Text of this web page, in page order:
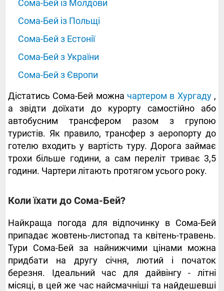
Сома-Бей із Молдови
Сома-Бей із Польщі
Сома-Бей з Естонії
Сома-Бей з України
Сома-Бей з Європи
Дістатись Сома-Бей можна чартером в Хургаду,
а звідти доїхати до курорту самостійно або
автобусним трансфером разом з групою
туристів. Як правило, трансфер з аеропорту до
готелю входить у вартість туру. Дорога займає
трохи більше години, а сам переліт триває 3,5
години. Чартери літають протягом усього року.
‍‍‍‍‍Коли їхати до Сома-Бей?
Найкраща погода для відпочинку в Сома-Бей
припадає жовтень-листопад та квітень-травень.
Тури Сома-Бей за найнижчими цінами можна
придбати на другу січня, лютий і початок
березня. Ідеальний час для дайвінгу - літні
місяці, в цей же час найсмачніші та найдешевші